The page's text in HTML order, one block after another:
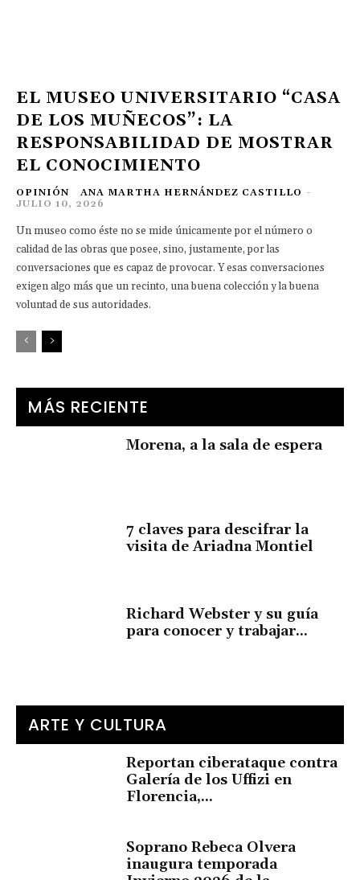
EL MUSEO UNIVERSITARIO “CASA
DE LOS MUÑECOS”: LA
RESPONSABILIDAD DE MOSTRAR
EL CONOCIMIENTO
OPINIÓN ANA MARTHA HERNÁNDEZ CASTILLO -
JULIO 10, 2026
Un museo como éste no se mide únicamente por el número o
calidad de las obras que posee, sino, justamente, por las
conversaciones que es capaz de provocar. Y esas conversaciones
exigen algo más que un recinto, una buena colección y la buena
voluntad de sus autoridades.
MÁS RECIENTE
Morena, a la sala de espera
7 claves para descifrar la
visita de Ariadna Montiel
Richard Webster y su guía
para conocer y trabajar...
ARTE Y CULTURA
Reportan ciberataque contra
Galería de los Uffizi en
Florencia,...
Soprano Rebeca Olvera
inaugura temporada